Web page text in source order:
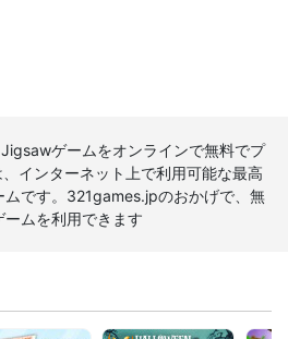
ゲームをオンラインで無料でプ
インターネット上で利用可能な最高
です。321games.jpのおかげで、無
ムを利用できます